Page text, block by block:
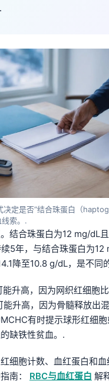
决定是否“结合珠蛋白（
索。.
结合珠蛋白为12 mg/dL
5年，与结合珠蛋白为12
降至10.8 g/dL，是不同
升高，因为网织红细胞
能升高，因为骨髓释放出
有时提示球形红细
缺铁性贫血。.
细胞计数、血红蛋白和
南： RBC与血红蛋白 解